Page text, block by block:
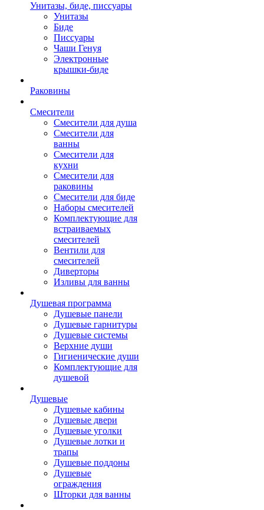
Унитазы, биде, писсуары
Унитазы
Биде
Писсуары
Чаши Генуя
Электронные
крышки-биде
Раковины
Смесители
Смесители для душа
Смесители для
ванны
Смесители для
кухни
Смесители для
раковины
Смесители для биде
Наборы смесителей
Комплектующие для
встраиваемых
смесителей
Вентили для
смесителей
Диверторы
Изливы для ванны
Душевая программа
Душевые панели
Душевые гарнитуры
Душевые системы
Верхние души
Гигиенические души
Комплектующие для
душевой
Душевые
Душевые кабины
Душевые двери
Душевые уголки
Душевые лотки и
трапы
Душевые поддоны
Душевые
ограждения
Шторки для ванны